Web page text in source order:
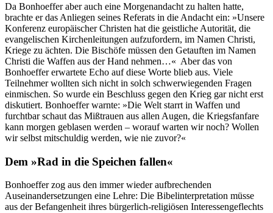
Da Bonhoeffer aber auch eine Morgenandacht zu halten hatte,
brachte er das Anliegen seines Referats in die Andacht ein: »Unsere
Konferenz europäischer Christen hat die geistliche Autorität, die
evangelischen Kirchenleitungen aufzufordern, im Namen Christi,
Kriege zu ächten. Die Bischöfe müssen den Getauften im Namen
Christi die Waffen aus der Hand nehmen…« Aber das von
Bonhoeffer erwartete Echo auf diese Worte blieb aus. Viele
Teilnehmer wollten sich nicht in solch schwerwiegenden Fragen
einmischen. So wurde ein Beschluss gegen den Krieg gar nicht erst
diskutiert. Bonhoeffer warnte: »Die Welt starrt in Waffen und
furchtbar schaut das Mißtrauen aus allen Augen, die Kriegsfanfare
kann morgen geblasen werden – worauf warten wir noch? Wollen
wir selbst mitschuldig werden, wie nie zuvor?«
Dem »Rad in die Speichen fallen«
Bonhoeffer zog aus den immer wieder aufbrechenden
Auseinandersetzungen eine Lehre: Die Bibelinterpretation müsse
aus der Befangenheit ihres bürgerlich-religiösen Interessengeflechts